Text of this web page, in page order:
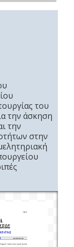
του
την άσκηση
την
στην